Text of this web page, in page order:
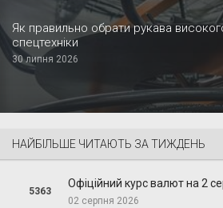
Як правильно обрати рукава
спецтехніки
30 липня 2026
НАЙБІЛЬШЕ ЧИТАЮТЬ ЗА ТИЖДЕНЬ
5363
Офіційний курс валют на 2
02 серпня 2026